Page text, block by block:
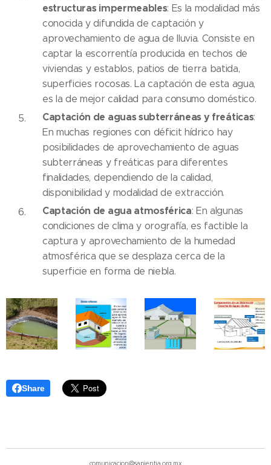
estructuras impermeables: Es la modalidad más
conocida y difundida de captación y
aprovechamiento de agua de lluvia. Consiste en
captar la escorrentía producida en techos de
viviendas y establos, patios de tierra batida,
superficies rocosas. La captación de esta agua,
es la de mejor calidad para consumo doméstico.
Captación de aguas subterráneas y freáticas:
En muchas regiones con déficit hídrico hay
posibilidades de aprovechamiento de aguas
subterráneas y freáticas para diferentes
finalidades, dependiendo de la calidad,
disponibilidad y modalidad de extracción.
Captación de agua atmosférica: En algunas
condiciones de clima y orografía, es factible la
captura y aprovechamiento de la humedad
atmosférica que se desplaza cerca de la
superficie en forma de niebla.
Share